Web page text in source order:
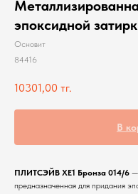
эпоксидной
Основит
84416
10301,00 тг.
В
ПЛИТСЭЙВ ХЕ1 Бронза 014/6 —
предназначенная для придания